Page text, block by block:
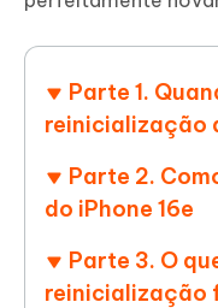
Parte 1.
reinicialização
Parte 2.
do iPhone 16e
Parte 3. O
reinicialização